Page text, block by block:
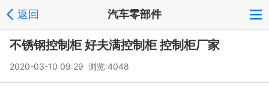
返回 汽车零部件
不锈钢控制柜 好夫满控制柜 控制柜厂家
2020-03-10 09:29 浏览:4048